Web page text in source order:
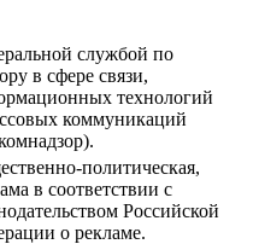
службой по
в сфере связи,
технологий
коммуникаций
политическая,
в соответствии с
Российской
о рекламе.